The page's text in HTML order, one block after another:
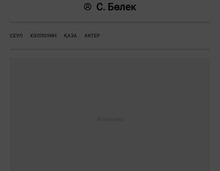
С. Бөлек
СЕУЛ ХЭЛЛОУИН ҚАЗА АКТЕР